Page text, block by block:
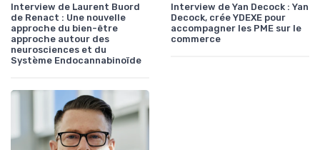
Interview de Laurent Buord
de Renact : Une nouvelle
approche du bien-être
approche autour des
neurosciences et du
Système Endocannabinoïde
Interview de Yan Decock : Yan
Decock, crée YDEXE pour
accompagner les PME sur le
commerce